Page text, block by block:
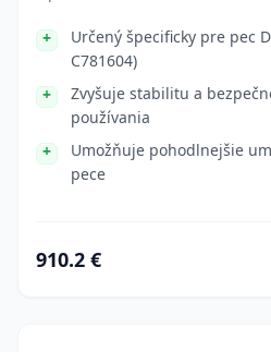
Určený špecificky pre pec
C781604)
Zvyšuje stabilitu a
používania
Umožňuje pohodlnejšie
pece
910.2 €